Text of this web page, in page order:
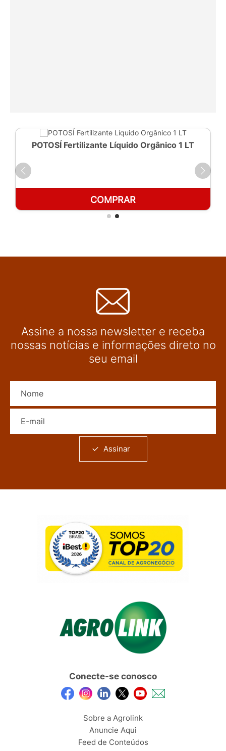
POTOSÍ Fertilizante Líquido Orgânico 1 LT
COMPRAR
Assine a nossa newsletter e receba
nossas notícias e informações direto no
seu email
Assinar
Conecte-se conosco
Sobre a Agrolink
Anuncie Aqui
Feed de Conteúdos